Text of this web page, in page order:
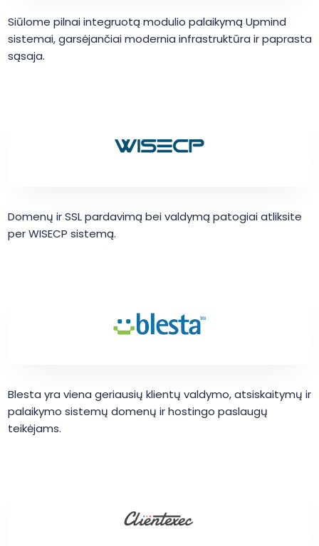
Siūlome pilnai integruotą modulio palaikymą Upmind
sistemai, garsėjančiai modernia infrastruktūra ir paprasta
sąsaja.
Domenų ir SSL pardavimą bei valdymą patogiai atliksite
per WISECP sistemą.
Blesta yra viena geriausių klientų valdymo, atsiskaitymų ir
palaikymo sistemų domenų ir hostingo paslaugų
teikėjams.